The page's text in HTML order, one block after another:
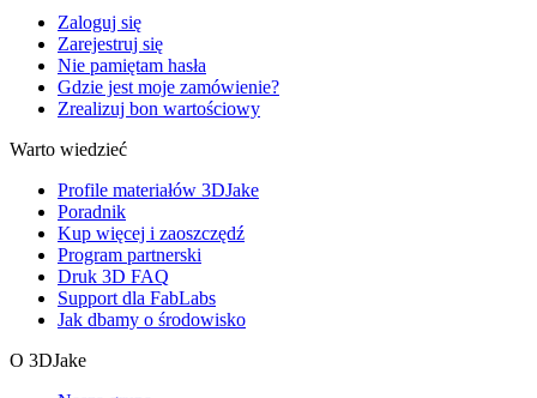
Zaloguj się
Zarejestruj się
Nie pamiętam hasła
Gdzie jest moje zamówienie?
Zrealizuj bon wartościowy
Warto wiedzieć
Profile materiałów 3DJake
Poradnik
Kup więcej i zaoszczędź
Program partnerski
Druk 3D FAQ
Support dla FabLabs
Jak dbamy o środowisko
O 3DJake